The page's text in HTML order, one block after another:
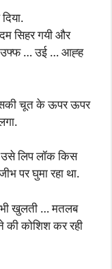
सिहर गयी और
उफ्फ … उई … आह्ह
चूत के ऊपर ऊपर
उसे लिप लॉक किस
पर घुमा रहा था.
खुलती … मतलब
की कोशिश कर रही